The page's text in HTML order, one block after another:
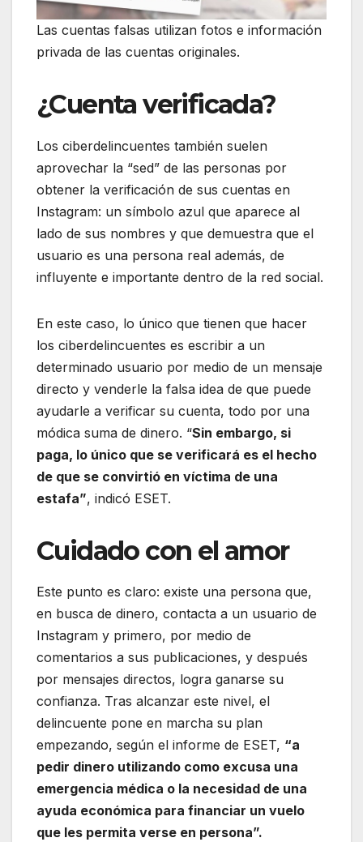
Las cuentas falsas utilizan fotos e información
privada de las cuentas originales.
¿Cuenta verificada?
Los ciberdelincuentes también suelen
aprovechar la “sed” de las personas por
obtener la verificación de sus cuentas en
Instagram: un símbolo azul que aparece al
lado de sus nombres y que demuestra que el
usuario es una persona real además, de
influyente e importante dentro de la red social.
En este caso, lo único que tienen que hacer
los ciberdelincuentes es escribir a un
determinado usuario por medio de un mensaje
directo y venderle la falsa idea de que puede
ayudarle a verificar su cuenta, todo por una
módica suma de dinero. “Sin embargo, si
paga, lo único que se verificará es el hecho
de que se convirtió en víctima de una
estafa”, indicó ESET.
Cuidado con el amor
Este punto es claro: existe una persona que,
en busca de dinero, contacta a un usuario de
Instagram y primero, por medio de
comentarios a sus publicaciones, y después
por mensajes directos, logra ganarse su
confianza. Tras alcanzar este nivel, el
delincuente pone en marcha su plan
empezando, según el informe de ESET, “a
pedir dinero utilizando como excusa una
emergencia médica o la necesidad de una
ayuda económica para financiar un vuelo
que les permita verse en persona”.